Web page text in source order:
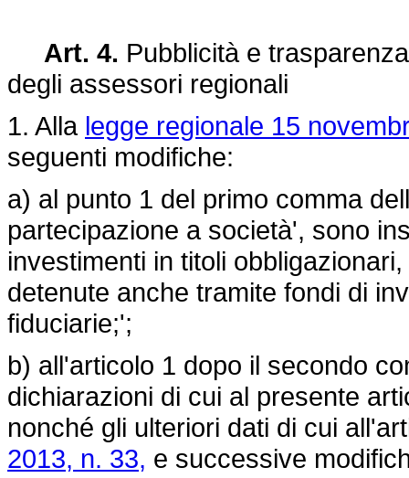
Art. 4. Pubblicità e
degli assessori regionali
1. Alla legge regionale 15
seguenti modifiche:
a) al punto 1 del primo comma
partecipazione a società', sono
investimenti in titoli
detenute anche tramite fondi di
fiduciarie;';
b) all'articolo 1 dopo il secondo
dichiarazioni di cui al presente
nonché gli ulteriori dati di cui
2013, n. 33, e successive